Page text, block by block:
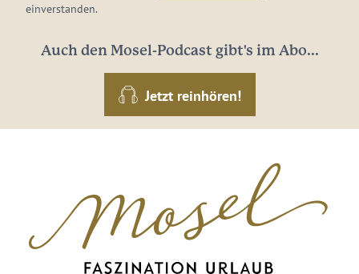
einverstanden.
Auch den Mosel-Podcast gibt's im Abo...
Jetzt reinhören!